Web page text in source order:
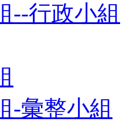
--行政小組
-彙整小組